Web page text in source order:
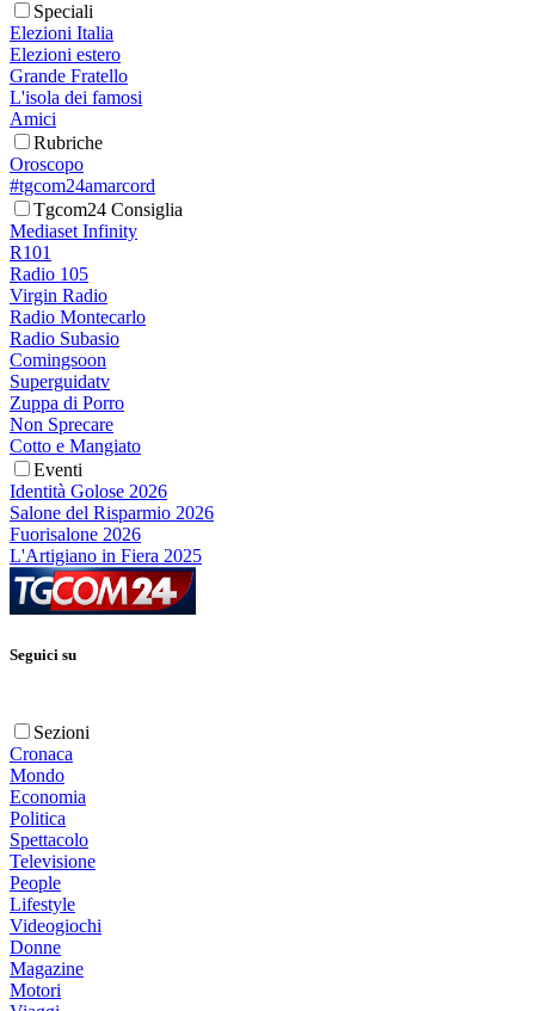
Speciali
Elezioni Italia
Elezioni estero
Grande Fratello
L'isola dei famosi
Amici
Rubriche
Oroscopo
#tgcom24amarcord
Tgcom24 Consiglia
Mediaset Infinity
R101
Radio 105
Virgin Radio
Radio Montecarlo
Radio Subasio
Comingsoon
Superguidatv
Zuppa di Porro
Non Sprecare
Cotto e Mangiato
Eventi
Identità Golose 2026
Salone del Risparmio 2026
Fuorisalone 2026
L'Artigiano in Fiera 2025
Seguici su
Sezioni
Cronaca
Mondo
Economia
Politica
Spettacolo
Televisione
People
Lifestyle
Videogiochi
Donne
Magazine
Motori